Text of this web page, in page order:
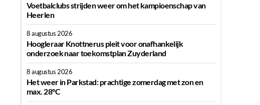
Voetbalclubs strijden weer om het kampioenschap van
Heerlen
8 augustus 2026
Hoogleraar Knottnerus pleit voor onafhankelijk
onderzoek naar toekomstplan Zuyderland
8 augustus 2026
Het weer in Parkstad: prachtige zomerdag met zon en
max. 28°C